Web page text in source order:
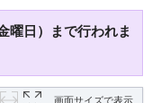
曜日）まで行われま
画面サイズで表示